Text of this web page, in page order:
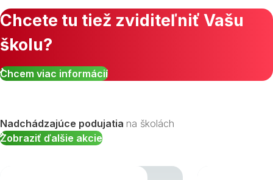
Zobraziť všetky študijné odbory »
Chcete tu tiež zviditeľniť Vašu
školu?
Chcem viac informácií
Nadchádzajúce podujatia na školách
Zobraziť ďalšie akcie